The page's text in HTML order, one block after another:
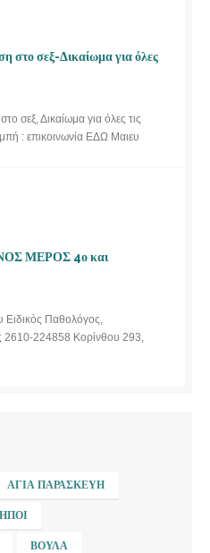
στο σεξ-Δικαίωμα για όλες
σεξ, Δικαίωμα για όλες τις
: επικοινωνία ΕΔΩ Μαιευ
ΜΕΡΟΣ 4ο και
Ειδικός Παθολόγος,
2610-224858 Κορίνθου 293,
ΑΓΊΑ ΠΑΡΑΣΚΕΥΉ
ΒΟΎΛΑ